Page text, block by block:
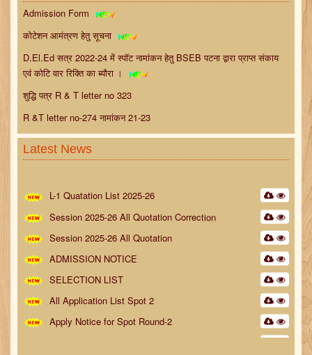
Admission Form
कोटेशन आमंत्रण हेतु सूचना
D.El.Ed सत्र 2022-24 में स्पॉट नामांकन हेतु BSEB पटना द्वारा प्राप्त संकाय
एवं कोटि वार रिक्ति का ब्यौरा ।
शुद्धि पत्र R & T letter no 323
R &T letter no-274 नामांकन 21-23
Latest News
Session 2025-26 All Quotation Correction
Session 2025-26 All Quotation
ADMISSION NOTICE
SELECTION LIST
All Application List Spot 2
Apply Notice for Spot Round-2
Spot Admission Notice No- 22 Date- 19-01-2026